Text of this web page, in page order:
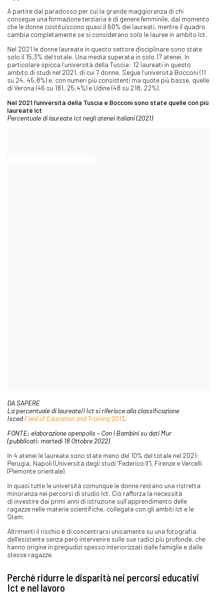
A partire dal paradosso per cui la grande maggioranza di chi
consegue una formazione terziaria è di genere femminile, dal momento
che le donne costituiscono quasi il 60% dei laureati, mentre il quadro
cambia completamente se si considerano solo le lauree in ambito Ict.
Nel 2021 le donne laureate in questo settore disciplinare sono state
solo il 15,3% del totale. Una media superata in solo 17 atenei. In
particolare spicca l’università della Tuscia: 12 laureati in questo
ambito di studi nel 2021, di cui 7 donne. Segue l’università Bocconi (11
su 24, 45,8%) e, con numeri più consistenti ma quote più basse, quelle
di Verona (46 su 181, 25,4%) e Udine (48 su 218, 22%).
Nel 2021 l’università della Tuscia e Bocconi sono state quelle con più
laureate Ict
Percentuale di laureate Ict negli atenei italiani (2021)
DA SAPERE
La percentuale di laureate/i Ict si riferisce alla classificazione
IscedField of Education and Training 2013.
FONTE: elaborazione openpolis – Con i Bambini su dati Mur
(pubblicati: martedì 18 Ottobre 2022)
In 4 atenei le laureate sono state meno del 10% del totale nel 2021:
Perugia, Napoli (Università degli studi “Federico II”), Firenze e Vercelli
(Piemonte orientale).
In quasi tutte le università comunque le donne restano una ristretta
minoranza nei percorsi di studio Ict. Ciò rafforza la necessità
di investire dai primi anni di istruzione sull’apprendimento delle
ragazze nelle materie scientifiche, collegate con gli ambiti Ict e le
Stem.
Altrimenti il rischio è di concentrarsi unicamente su una fotografia
dell’esistente senza però intervenire sulle sue radici più profonde, che
hanno origine in pregiudizi spesso interiorizzati dalle famiglie e dalle
stesse ragazze.
Perché ridurre le disparità nei percorsi educativi
Ict e nel lavoro